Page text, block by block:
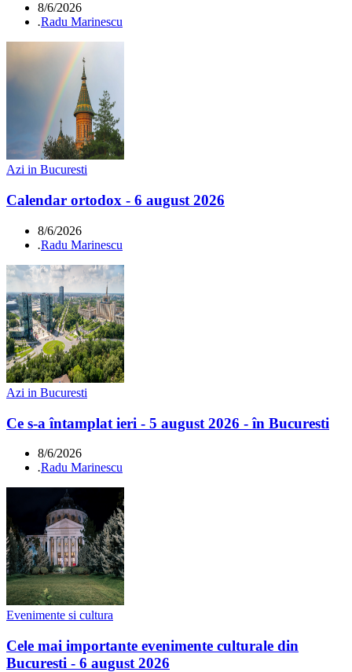
8/6/2026
.Radu Marinescu
Azi in Bucuresti
Calendar ortodox - 6 august 2026
8/6/2026
.Radu Marinescu
Azi in Bucuresti
Ce s-a întamplat ieri - 5 august 2026 - în Bucuresti
8/6/2026
.Radu Marinescu
Evenimente si cultura
Cele mai importante evenimente culturale din
Bucuresti - 6 august 2026